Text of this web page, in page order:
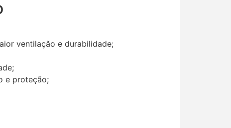
ventilação e durabilidade;
e proteção;